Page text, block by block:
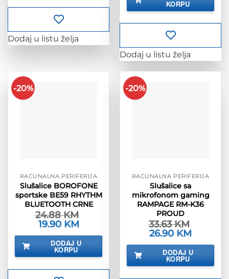
Dodaj u listu želja
723.63 KM.
KORPU
Dodaj u listu želja
-20%
RAČUNALNA PERIFERIJA
Slušalice BOROFONE
sportske BE59 RHYTHM
BLUETOOTH CRNE
24.88KM
Izvorna
cijena
bila
24.88 KM.
19.90 KM
je:
19.90 KM.
DODAJ U
KORPU
-20%
RAČUNALNA PERIFERIJA
Slušalice sa
mikrofonom gaming
RAMPAGE RM-K36
PROUD
33.63KM
Izvorna
cijena
bila
33.63 KM.
26.90 KM
je:
26.90 KM.
DODAJ U
KORPU